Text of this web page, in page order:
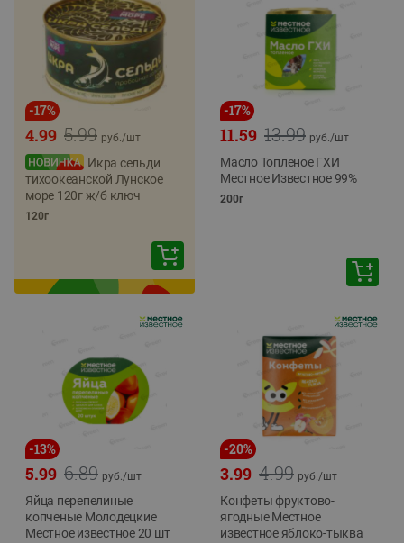
-17%
5.99
4.99 руб./шт
Икра сельди
тихоокеанской Лунское
море 120г ж/б ключ
120г
-17%
13.99
11.59 руб./шт
Масло Топленое ГХИ
Местное Известное 99%
200г
-13%
6.89
5.99 руб./шт
Яйца перепелиные
копченые Молодецкие
Местное известное 20 шт
-20%
4.99
3.99 руб./шт
Конфеты фруктово-
ягодные Местное
известное яблоко-тыква